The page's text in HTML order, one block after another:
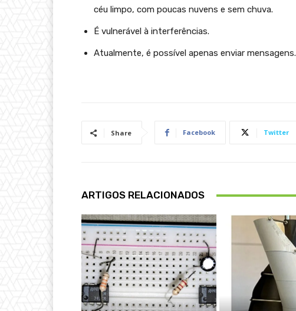
céu limpo, com poucas nuvens e sem chuva.
É vulnerável à interferências.
Atualmente, é possível apenas enviar mensagens.
Share Facebook Twitter
ARTIGOS RELACIONADOS